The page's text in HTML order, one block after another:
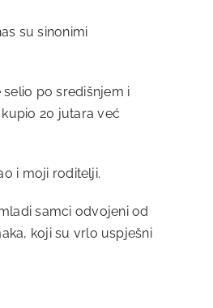
su sinonimi
selio po središnjem i
20 jutara već
i moji roditelji.
samci odvojeni od
koji su vrlo uspješni